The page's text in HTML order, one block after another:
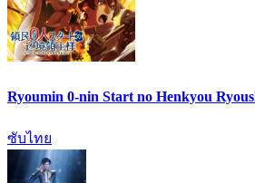
Ryoumin 0-nin Start no Henkyou
ซับไทย